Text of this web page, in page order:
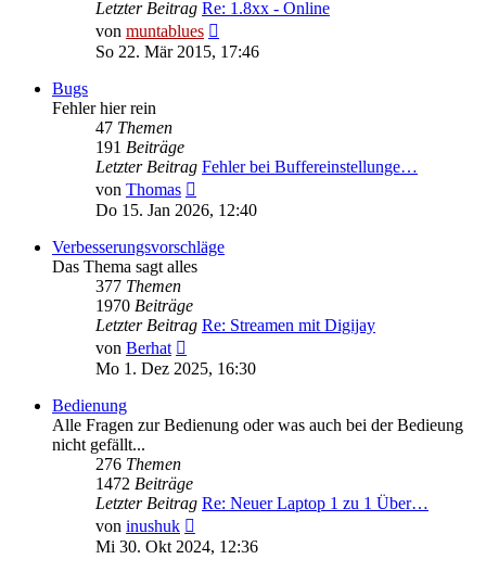
Letzter Beitrag Re: 1.8xx - Online
von muntablues
Beitrag
So 22. Mär 2015, 17:46
Bugs
Fehler hier rein
47 Themen
191 Beiträge
Letzter Beitrag Fehler bei Buffereinstellunge…
von Thomas
Beitrag
Do 15. Jan 2026, 12:40
Verbesserungsvorschläge
Das Thema sagt alles
377 Themen
1970 Beiträge
Letzter Beitrag Re: Streamen mit Digijay
von Berhat
Beitrag
Mo 1. Dez 2025, 16:30
Bedienung
Alle Fragen zur Bedienung oder was auch bei der Bedieung
nicht gefällt...
276 Themen
1472 Beiträge
Letzter Beitrag Re: Neuer Laptop 1 zu 1 Über…
von inushuk
Beitrag
Mi 30. Okt 2024, 12:36